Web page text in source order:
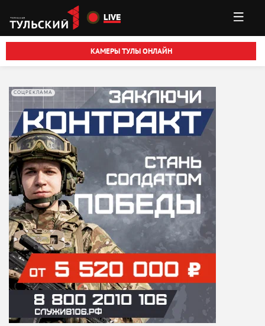
Перейти к основному содержанию
LIVE
КАМЕРЫ ТУЛЫ ОНЛАЙН
СОЦРЕКЛАМА